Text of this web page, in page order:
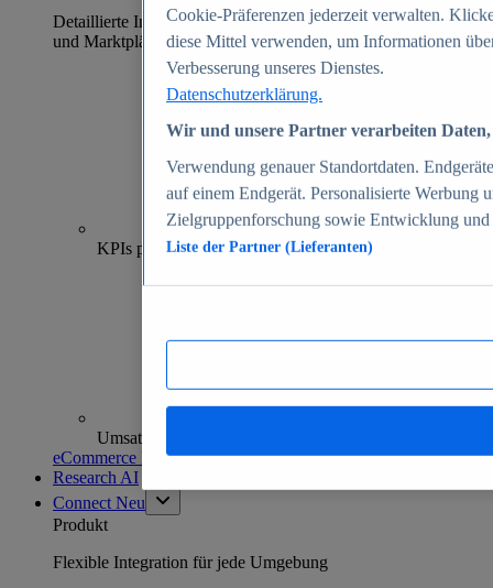
Detaillierte Informationen zu mehr als 39.000 Online-Shops
und Marktplätzen
70+
KPIs pro Shop
Umsatzanalysen und -prognosen
eCommerce Insights entdecken
Research AI
Connect Neu
Produkt
Flexible Integration für jede Umgebung
Cookie-Präferenzen jederzeit verwalten.
diese Mittel verwenden, um Informationen
Verbesserung unseres Dienstes.
Datenschutzerklärung.
Wir und unsere Partner verarbeiten
Verwendung genauer Standortdaten.
auf einem Endgerät. Personalisierte Werbung
Zielgruppenforschung sowie Entwicklung
Liste der Partner (Lieferanten)